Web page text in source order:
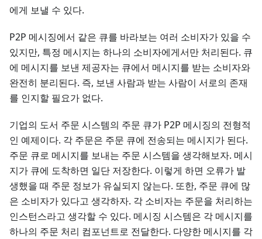
에게 보낼 수 있다.
P2P 메시징에서 같은 큐를 바라보는 여러 소비자가 있을 수
있지만, 특정 메시지는 하나의 소비자에게서만 처리된다. 큐
에 메시지를 보낸 제공자는 큐에서 메시지를 받는 소비자와
완전히 분리된다. 즉, 보낸 사람과 받는 사람이 서로의 존재
를 인지할 필요가 없다.
기업의 도서 주문 시스템의 주문 큐가 P2P 메시징의 전형적
인 예제이다. 각 주문은 주문 큐에 전송되는 메시지가 된다.
주문 큐로 메시지를 보내는 주문 시스템을 생각해보자. 메시
지가 큐에 도착하면 일단 저장한다. 이렇게 하면 오류가 발
생했을 때 주문 정보가 유실되지 않는다. 또한, 주문 큐에 많
은 소비자가 있다고 생각하자. 각 소비자는 주문을 처리하는
인스턴스라고 생각할 수 있다. 메시징 시스템은 각 메시지를
하나의 주문 처리 컴포넌트로 전달한다. 다양한 메시지를 각